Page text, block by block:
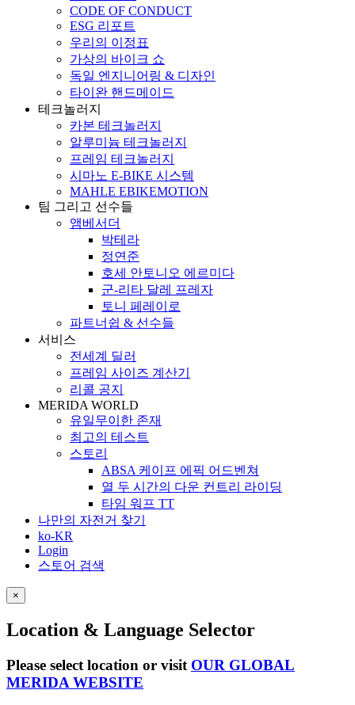
CODE OF CONDUCT
ESG 리포트
우리의 이정표
가상의 바이크 쇼
독일 엔지니어링 & 디자인
타이완 핸드메이드
테크놀러지
카본 테크놀러지
알루미늄 테크놀러지
프레임 테크놀러지
시마노 E-BIKE 시스템
MAHLE EBIKEMOTION
팀 그리고 선수들
앰베서더
박테라
정연준
호세 안토니오 에르미다
군-리타 달레 프레자
토니 페레이로
파트너쉽 & 선수들
서비스
전세계 딜러
프레임 사이즈 계산기
리콜 공지
MERIDA WORLD
유일무이한 존재
최고의 테스트
스토리
ABSA 케이프 에픽 어드벤쳐
열 두 시간의 다운 컨트리 라이딩
타임 워프 TT
나만의 자전거 찾기
ko-KR
Login
스토어 검색
×
Location & Language Selector
Please select location or visit OUR GLOBAL
MERIDA WEBSITE